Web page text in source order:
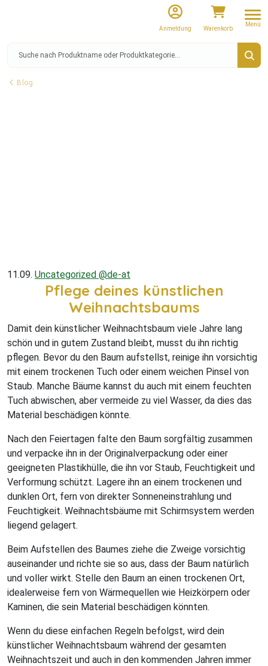
Anmeldung Warenkorb
Menü
Blog
11.09. Uncategorized @de-at
Pflege deines künstlichen
Weihnachtsbaums
Damit dein künstlicher Weihnachtsbaum viele Jahre lang
schön und in gutem Zustand bleibt, musst du ihn richtig
pflegen. Bevor du den Baum aufstellst, reinige ihn vorsichtig
mit einem trockenen Tuch oder einem weichen Pinsel von
Staub. Manche Bäume kannst du auch mit einem feuchten
Tuch abwischen, aber vermeide zu viel Wasser, da dies das
Material beschädigen könnte.
Nach den Feiertagen falte den Baum sorgfältig zusammen
und verpacke ihn in der Originalverpackung oder einer
geeigneten Plastikhülle, die ihn vor Staub, Feuchtigkeit und
Verformung schützt. Lagere ihn an einem trockenen und
dunklen Ort, fern von direkter Sonneneinstrahlung und
Feuchtigkeit. Weihnachtsbäume mit Schirmsystem werden
liegend gelagert.
Beim Aufstellen des Baumes ziehe die Zweige vorsichtig
auseinander und richte sie so aus, dass der Baum natürlich
und voller wirkt. Stelle den Baum an einen trockenen Ort,
idealerweise fern von Wärmequellen wie Heizkörpern oder
Kaminen, die sein Material beschädigen könnten.
Wenn du diese einfachen Regeln befolgst, wird dein
künstlicher Weihnachtsbaum während der gesamten
Weihnachtszeit und auch in den kommenden Jahren immer